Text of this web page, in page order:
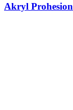
Akryl Prohesion